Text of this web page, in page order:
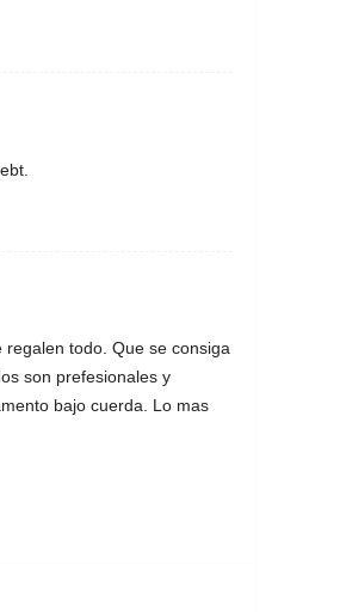
todo. Que se consiga
son prefesionales y
bajo cuerda. Lo mas